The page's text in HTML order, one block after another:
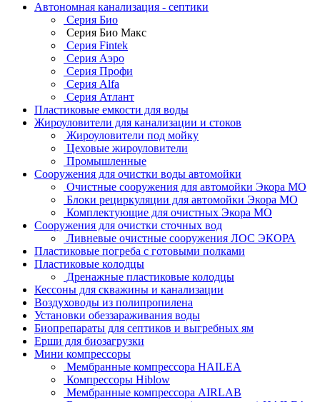
Автономная канализация - септики
Серия Био
Серия Био Макс
Серия Fintek
Серия Аэро
Серия Профи
Серия Alfa
Серия Атлант
Пластиковые емкости для воды
Жироуловители для канализации и стоков
Жироуловители под мойку
Цеховые жироуловители
Промышленные
Сооружения для очистки воды автомойки
Очистные сооружения для автомойки Экора МО
Блоки рециркуляции для автомойки Экора МО
Комплектующие для очистных Экора МО
Сооружения для очистки сточных вод
Ливневые очистные сооружения ЛОС ЭКОРА
Пластиковые погреба с готовыми полками
Пластиковые колодцы
Дренажные пластиковые колодцы
Кессоны для скважины и канализации
Воздуховоды из полипропилена
Установки обеззараживания воды
Биопрепараты для септиков и выгребных ям
Ерши для биозагрузки
Мини компрессоры
Мембранные компрессора HAILEA
Компрессоры Hiblow
Мембранные компрессора AIRLAB